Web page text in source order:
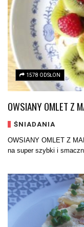
1578 ODSŁON
OWSIANY OMLET Z
ŚNIADANIA
OWSIANY OMLET Z
na super szybki i